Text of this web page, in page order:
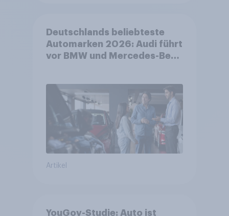
Deutschlands beliebteste
Automarken 2026: Audi führt
vor BMW und Mercedes-Benz
Artikel
YouGov-Studie: Auto ist